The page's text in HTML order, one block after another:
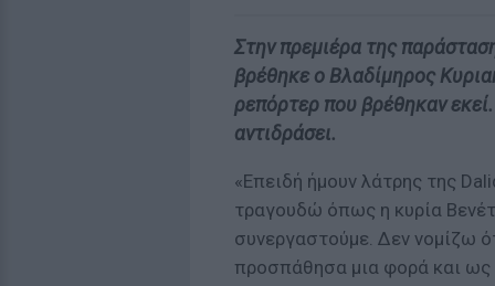
Στην πρεμιέρα της
βρέθηκε ο Βλαδίμηρος
ρεπόρτερ που βρέθηκαν
αντιδράσει.
«Επειδή ήμουν λάτρης της
τραγουδώ όπως η κυρία
συνεργαστούμε. Δεν νομίζω
προσπάθησα μια φορά και ως